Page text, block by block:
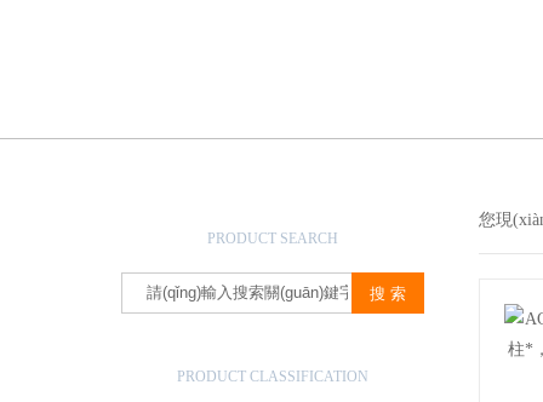
PRODUCT SEARCH
PRODUCT CLASSIFICATION
您現